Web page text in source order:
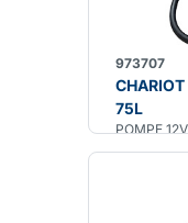
973707
CHARIOT
75L
POMPE